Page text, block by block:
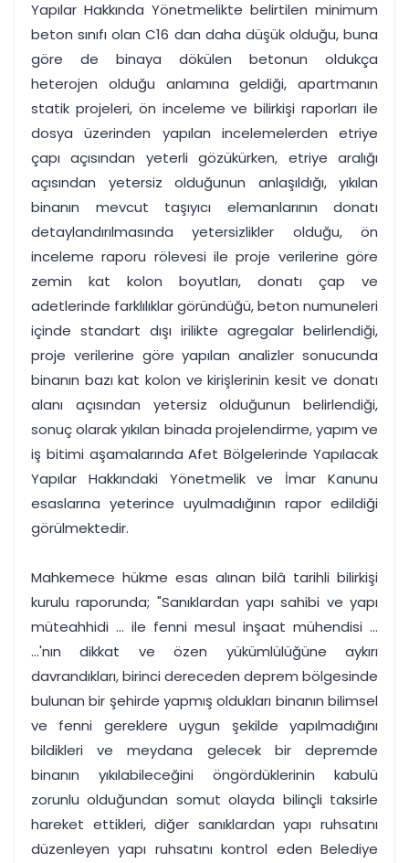
Yapılar Hakkında Yönetmelikte belirtilen minimum
beton sınıfı olan C16 dan daha düşük olduğu, buna
göre de binaya dökülen betonun oldukça
heterojen olduğu anlamına geldiği, apartmanın
statik projeleri, ön inceleme ve bilirkişi raporları ile
dosya üzerinden yapılan incelemelerden etriye
çapı açısından yeterli gözükürken, etriye aralığı
açısından yetersiz olduğunun anlaşıldığı, yıkılan
binanın mevcut taşıyıcı elemanlarının donatı
detaylandırılmasında yetersizlikler olduğu, ön
inceleme raporu rölevesi ile proje verilerine göre
zemin kat kolon boyutları, donatı çap ve
adetlerinde farklılıklar göründüğü, beton numuneleri
içinde standart dışı irilikte agregalar belirlendiği,
proje verilerine göre yapılan analizler sonucunda
binanın bazı kat kolon ve kirişlerinin kesit ve donatı
alanı açısından yetersiz olduğunun belirlendiği,
sonuç olarak yıkılan binada projelendirme, yapım ve
iş bitimi aşamalarında Afet Bölgelerinde Yapılacak
Yapılar Hakkındaki Yönetmelik ve İmar Kanunu
esaslarına yeterince uyulmadığının rapor edildiği
görülmektedir.
Mahkemece hükme esas alınan bilâ tarihli bilirkişi
kurulu raporunda; "Sanıklardan yapı sahibi ve yapı
müteahhidi ... ile fenni mesul inşaat mühendisi ...
...'nın dikkat ve özen yükümlülüğüne aykırı
davrandıkları, birinci dereceden deprem bölgesinde
bulunan bir şehirde yapmış oldukları binanın bilimsel
ve fenni gereklere uygun şekilde yapılmadığını
bildikleri ve meydana gelecek bir depremde
binanın yıkılabileceğini öngördüklerinin kabulü
zorunlu olduğundan somut olayda bilinçli taksirle
hareket ettikleri, diğer sanıklardan yapı ruhsatını
düzenleyen yapı ruhsatını kontrol eden Belediye